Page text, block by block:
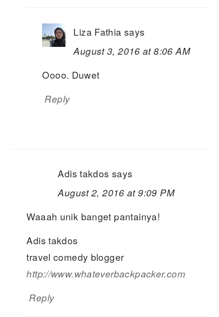
Liza Fathia says
August 3, 2016 at 8:06 AM
Oooo. Duwet
Reply
Adis takdos says
August 2, 2016 at 9:09 PM
Waaah unik banget pantainya!
Adis takdos
travel comedy blogger
http://www.whateverbackpacker.com
Reply